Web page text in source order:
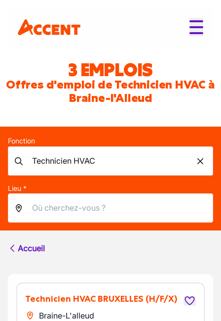
3 EMPLOIS
Offres d'emploi de Technicien HVAC à
Braine-l'Alleud
Fonction
Lieu *
Accueil
Technicien HVAC BRUXELLES (H/F/X)
Braine-L'alleud